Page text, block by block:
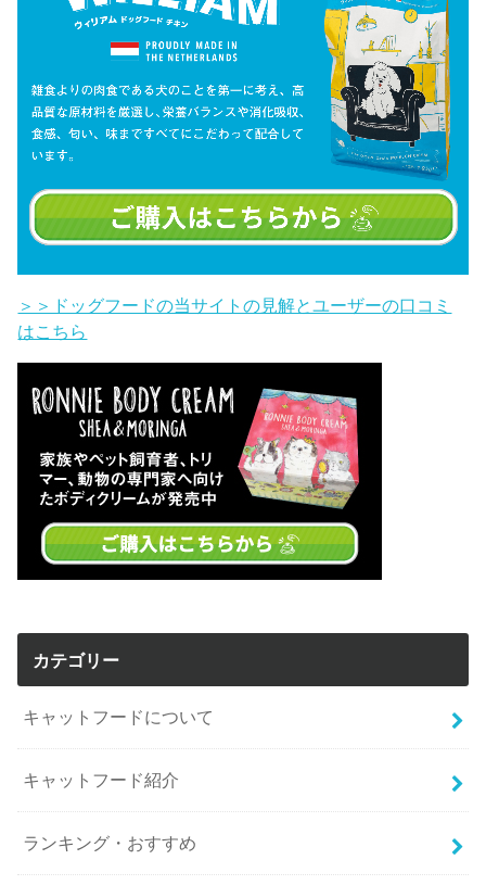
＞＞ドッグフードの当サイトの見解とユーザーの口コミ
はこちら
カテゴリー
キャットフードについて
キャットフード紹介
ランキング・おすすめ